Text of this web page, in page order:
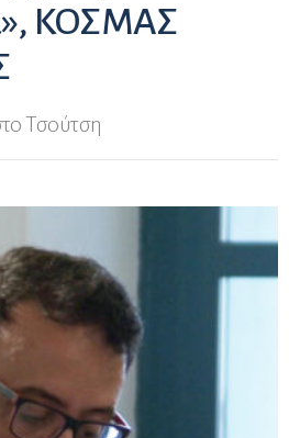
ΚΟΣΜΑΣ
Τσούτση